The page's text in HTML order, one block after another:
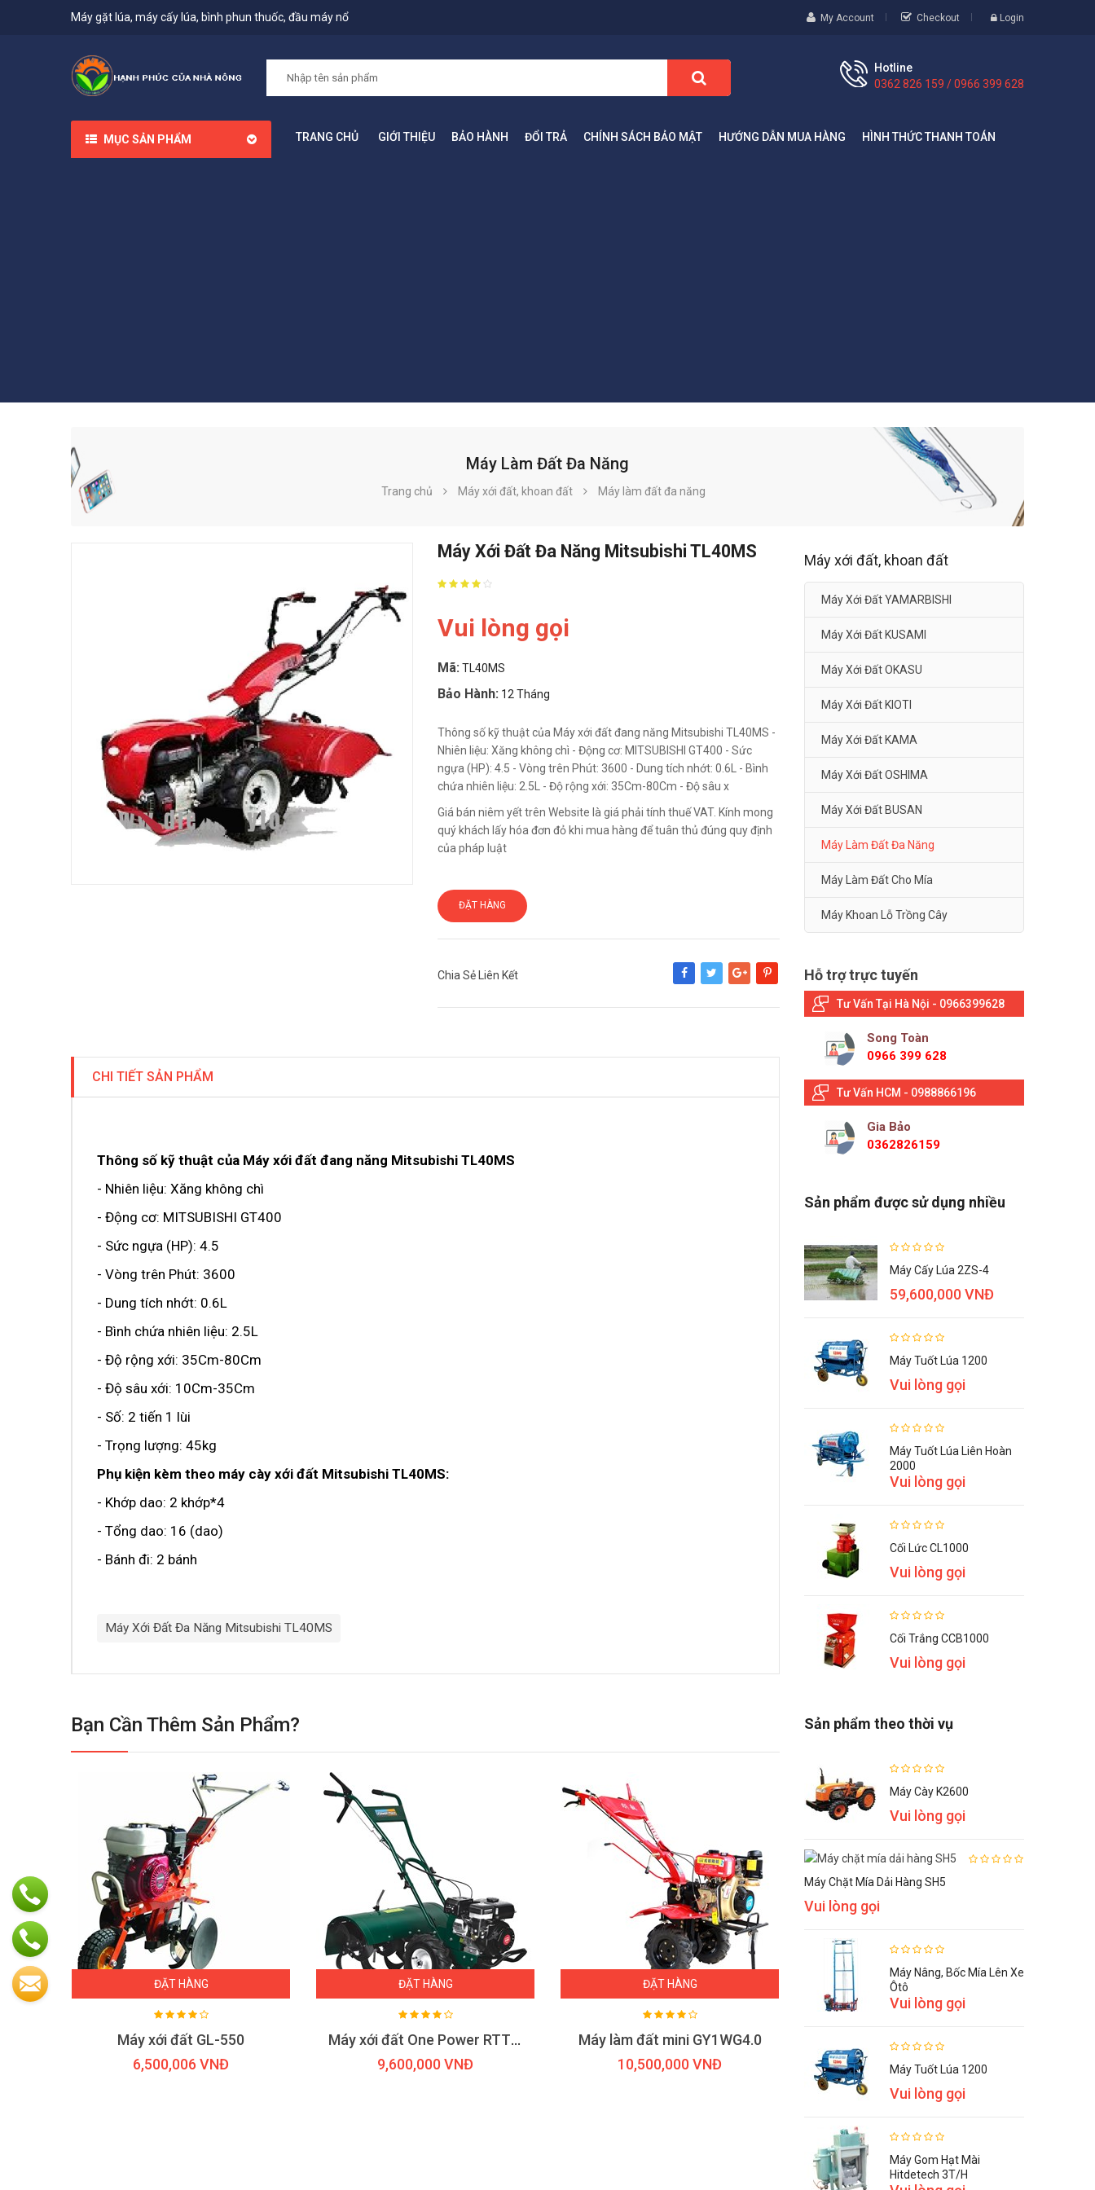
Máy gặt lúa, máy cấy lúa, bình phun thuốc, đầu máy nổ My Account Checkout Login
Hotline
0362 826 159 / 0966 399 628
MỤC SẢN PHẨM TRANG CHỦ GIỚI THIỆU BẢO HÀNH ĐỔI TRẢ CHÍNH SÁCH BẢO MẬT HƯỚNG DẪN MUA HÀNG HÌNH THỨC THANH TOÁN
Máy Làm Đất Đa Năng
Trang chủ Máy xới đất, khoan đất Máy làm đất đa năng
Máy Xới Đất Đa Năng Mitsubishi TL40MS
Vui lòng gọi
Mã: TL40MS
Bảo Hành: 12 Tháng
Thông số kỹ thuật của Máy xới đất đang năng Mitsubishi TL40MS -
Nhiên liệu: Xăng không chì - Động cơ: MITSUBISHI GT400 - Sức
ngựa (HP): 4.5 - Vòng trên Phút: 3600 - Dung tích nhớt: 0.6L - Bình
chứa nhiên liệu: 2.5L - Độ rộng xới: 35Cm-80Cm - Độ sâu x
Giá bán niêm yết trên Website là giá phải tính thuế VAT. Kính mong
quý khách lấy hóa đơn đỏ khi mua hàng để tuân thủ đúng quy định
của pháp luật
ĐẶT HÀNG
Chia Sẻ Liên Kết
Share Tweet Google+Pinterest
CHI TIẾT SẢN PHẨM
Thông số kỹ thuật của Máy xới đất đang năng Mitsubishi TL40MS
- Nhiên liệu: Xăng không chì
- Động cơ: MITSUBISHI GT400
- Sức ngựa (HP): 4.5
- Vòng trên Phút: 3600
- Dung tích nhớt: 0.6L
- Bình chứa nhiên liệu: 2.5L
- Độ rộng xới: 35Cm-80Cm
- Độ sâu xới: 10Cm-35Cm
- Số: 2 tiến 1 lùi
- Trọng lượng: 45kg
Phụ kiện kèm theo máy cày xới đất Mitsubishi TL40MS:
- Khớp dao: 2 khớp*4
- Tổng dao: 16 (dao)
- Bánh đi: 2 bánh
Máy Xới Đất Đa Năng Mitsubishi TL40MS
Bạn Cần Thêm Sản Phẩm?
ĐẶT HÀNG
Máy xới đất GL-550
6,500,006 VNĐ
ĐẶT HÀNG
Máy xới đất One Power RTT 80
9,600,000 VNĐ
ĐẶT HÀNG
Máy làm đất mini GY1WG4.0
10,500,000 VNĐ
ĐẶT HÀNG
12,500,000 VNĐ
Máy xới đất, khoan đất
Máy Xới Đất YAMARBISHI
Máy Xới Đất KUSAMI
Máy Xới Đất OKASU
Máy Xới Đất KIOTI
Máy Xới Đất KAMA
Máy Xới Đất OSHIMA
Máy Xới Đất BUSAN
Máy Làm Đất Đa Năng
Máy Làm Đất Cho Mía
Máy Khoan Lỗ Trồng Cây
Hỗ trợ trực tuyến
Tư Vấn Tại Hà Nội - 0966399628
Song Toàn
0966 399 628
Tư Vấn HCM - 0988866196
Gia Bảo
0362826159
Sản phẩm được sử dụng nhiều
Máy Cấy Lúa 2ZS-4
59,600,000 VNĐ
Máy Tuốt Lúa 1200
Vui lòng gọi
Máy Tuốt Lúa Liên Hoàn
2000
Vui lòng gọi
Cối Lức CL1000
Vui lòng gọi
Cối Trắng CCB1000
Vui lòng gọi
Sản phẩm theo thời vụ
Máy Cày K2600
Vui lòng gọi
Máy Chặt Mía Dải Hàng SH5
Vui lòng gọi
Máy Nâng, Bốc Mía Lên Xe
Ôtô
Vui lòng gọi
Máy Tuốt Lúa 1200
Vui lòng gọi
Máy Gom Hạt Mài
Hitdetech 3T/h